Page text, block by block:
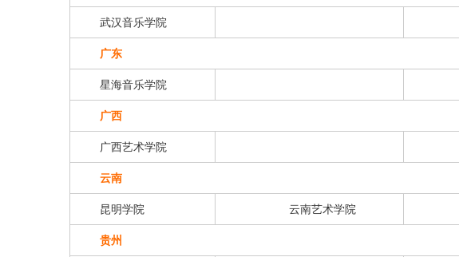
武汉音乐学院
广东
星海音乐学院
广西
广西艺术学院
云南
昆明学院 云南艺术学院
贵州